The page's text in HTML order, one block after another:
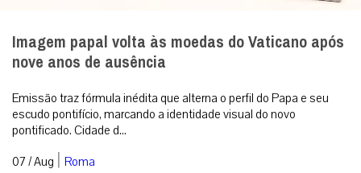
Imagem papal volta às moedas do Vaticano após
nove anos de ausência
Emissão traz fórmula inédita que alterna o perfil do Papa e seu
escudo pontifício, marcando a identidade visual do novo
pontificado. Cidade d...
07 / Aug | Roma